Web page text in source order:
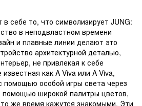
себе то, что символизирует JUNG:
в неподвластном времени
и плавные линии делают это
архитектурной деталью,
не привлекая к себе
как A Viva или A-Viva,
помощью особой игры света через
помощью широкой палитры цветов,
же время кажутся знакомыми. Эти